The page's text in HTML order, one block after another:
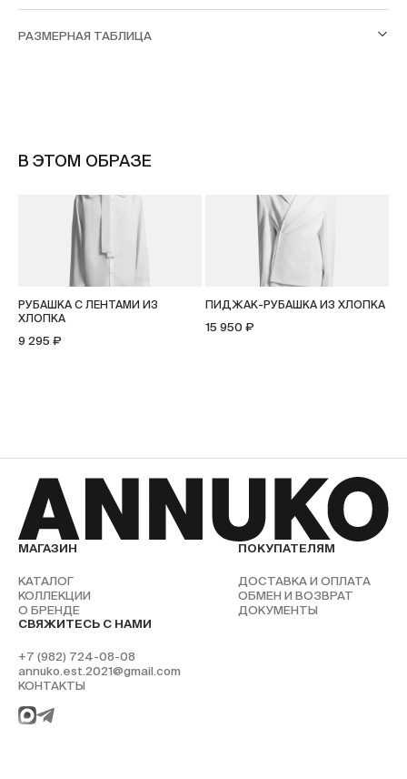
РАЗМЕРНАЯ ТАБЛИЦА
В ЭТОМ ОБРАЗЕ
РУБАШКА С ЛЕНТАМИ ИЗ
ХЛОПКА
9 295 ₽
ПИДЖАК-РУБАШКА ИЗ ХЛОПКА
15 950 ₽
МАГАЗИН
КАТАЛОГ
КОЛЛЕКЦИИ
О БРЕНДЕ
ПОКУПАТЕЛЯМ
ДОСТАВКА И ОПЛАТА
ОБМЕН И ВОЗВРАТ
ДОКУМЕНТЫ
СВЯЖИТЕСЬ С НАМИ
+7 (982) 724-08-08
annuko.est.2021@gmail.com
КОНТАКТЫ